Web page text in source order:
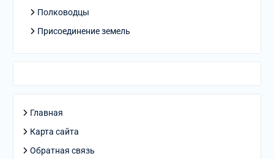
Полководцы
Присоединение земель
Главная
Карта сайта
Обратная связь